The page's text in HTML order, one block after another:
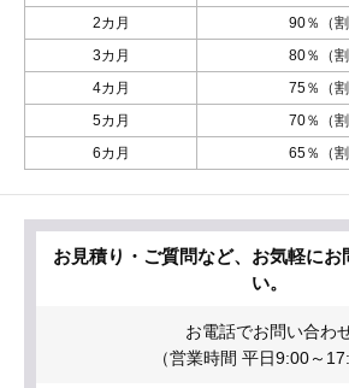
2カ月
90％（割
3カ月
80％（割
4カ月
75％（割
5カ月
70％（割
6カ月
65％（割
お見積り・ご質問など、お気軽にお
い。
お電話でお問い合わ
（営業時間 平日9:00～